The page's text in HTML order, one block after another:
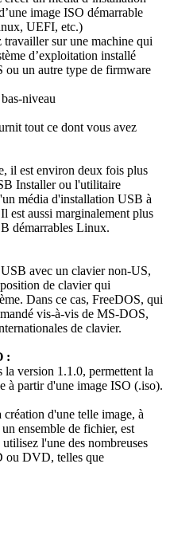
image ISO démarrable
UEFI, etc.)
travailler sur une machine qui
d’exploitation installé
ou un autre type de firmware
niveau
tout ce dont vous avez
il est environ deux fois plus
Installer ou l'utilitaire
média d'installation USB à
est aussi marginalement plus
démarrables Linux.
avec un clavier non-US,
de clavier qui
Dans ce cas, FreeDOS, qui
vis-à-vis de MS-DOS,
de clavier.
:
la version 1.1.0, permettent la
à partir d'une image ISO (.iso).
d'une telle image, à
ensemble de fichier, est
l'une des nombreuses
ou DVD, telles que